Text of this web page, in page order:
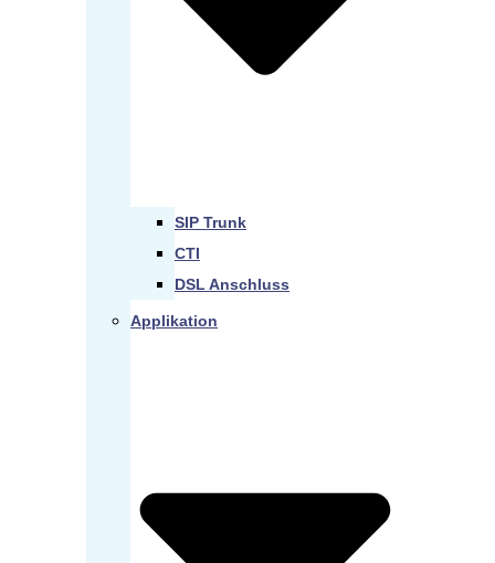
SIP Trunk
CTI
DSL Anschluss
Applikation